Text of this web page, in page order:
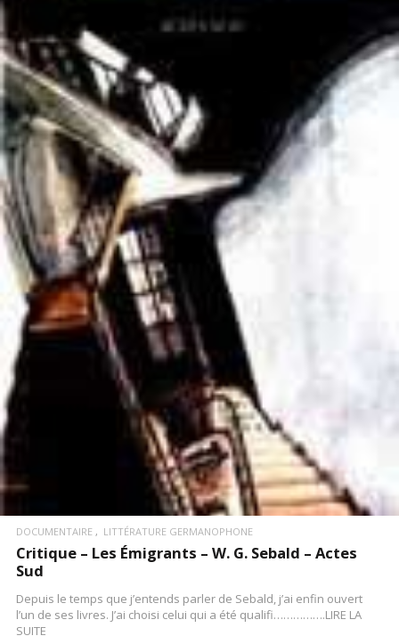
LIRE LA SUITE
DOCUMENTAIRE LITTÉRATURE GERMANOPHONE
Critique – Les Émigrants – W. G. Sebald – Actes
Sud
Depuis le temps que j’entends parler de Sebald, j’ai enfin ouvert
l’un de ses livres. J’ai choisi celui qui a été qualifi…………….LIRE LA
SUITE